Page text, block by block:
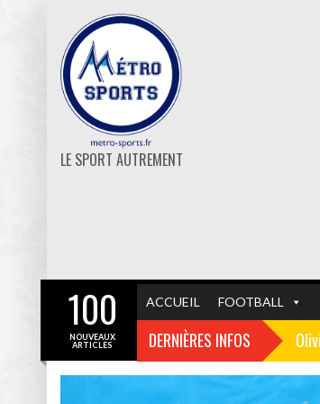
LE SPORT AUTREMENT
ACCUEIL FOOTBALL
DERNIÈRES INFOS
100
NOUVEAUX
ARTICLES